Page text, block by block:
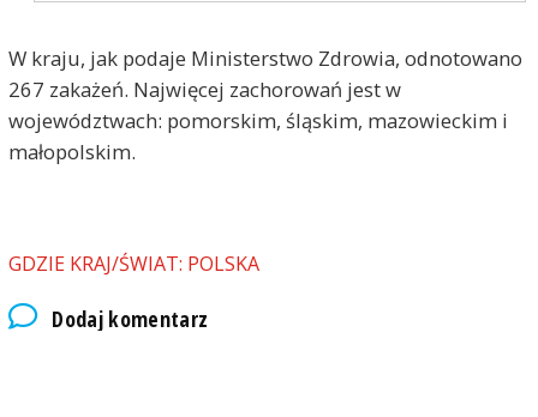
W kraju, jak podaje Ministerstwo Zdrowia, odnotowano
267 zakażeń. Najwięcej zachorowań jest w
województwach: pomorskim, śląskim, mazowieckim i
małopolskim.
GDZIE KRAJ/ŚWIAT: POLSKA
Dodaj komentarz